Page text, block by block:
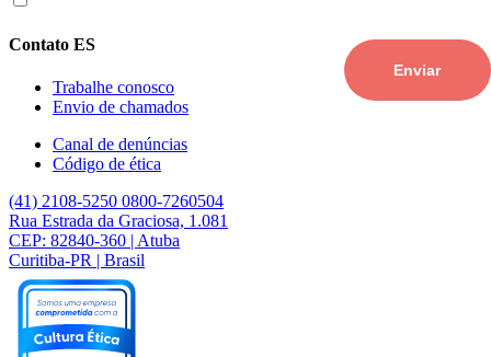
Contato ES
Trabalhe conosco
Envio de chamados
Canal de denúncias
Código de ética
(41) 2108-5250 0800-7260504
Rua Estrada da Graciosa, 1.081
CEP: 82840-360 | Atuba
Curitiba-PR | Brasil